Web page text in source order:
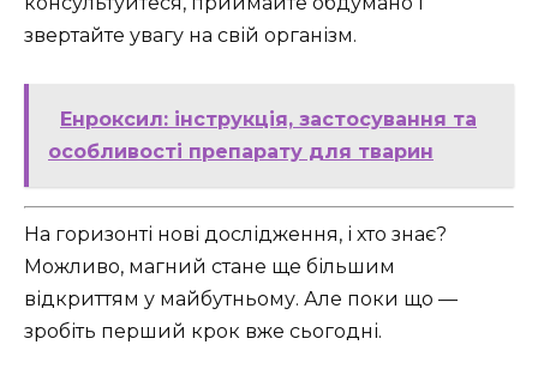
звертайте увагу на свій організм.
Енроксил: інструкція, застосування та
особливості препарату для тварин
На горизонті нові дослідження, і хто знає?
Можливо, магний стане ще більшим
відкриттям у майбутньому. Але поки що —
зробіть перший крок вже сьогодні.